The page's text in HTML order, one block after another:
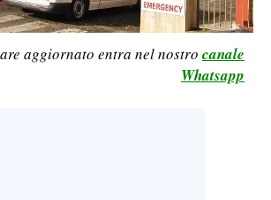
aggiornato entra nel nostro canale
Whatsapp